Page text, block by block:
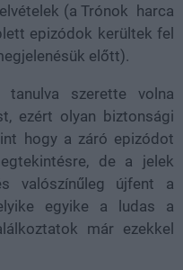
(a Trónok harca
epizódok kerültek fel
előtt).
szerette volna
ezért olyan biztonsági
hogy a záró epizódot
de a jelek
valószínűleg újfent a
egyike a ludas a
már ezekkel